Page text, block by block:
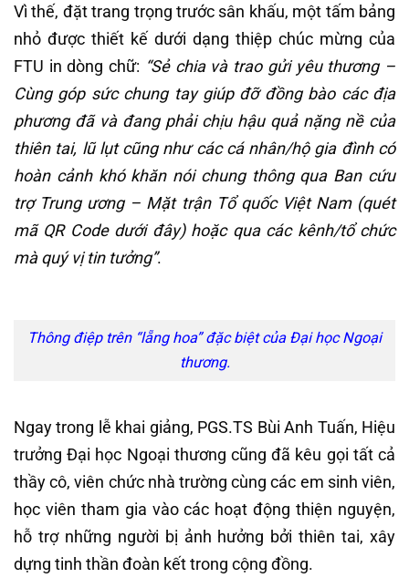
Vì thế, đặt trang trọng trước sân khấu, một tấm bảng
nhỏ được thiết kế dưới dạng thiệp chúc mừng của
FTU in dòng chữ: “Sẻ chia và trao gửi yêu thương –
Cùng góp sức chung tay giúp đỡ đồng bào các địa
phương đã và đang phải chịu hậu quả nặng nề của
thiên tai, lũ lụt cũng như các cá nhân/hộ gia đình có
hoàn cảnh khó khăn nói chung thông qua Ban cứu
trợ Trung ương – Mặt trận Tổ quốc Việt Nam (quét
mã QR Code dưới đây) hoặc qua các kênh/tổ chức
mà quý vị tin tưởng”.
Thông điệp trên “lẵng hoa” đặc biệt của Đại học Ngoại
thương.
Ngay trong lễ khai giảng, PGS.TS Bùi Anh Tuấn, Hiệu
trưởng Đại học Ngoại thương cũng đã kêu gọi tất cả
thầy cô, viên chức nhà trường cùng các em sinh viên,
học viên tham gia vào các hoạt động thiện nguyện,
hỗ trợ những người bị ảnh hưởng bởi thiên tai, xây
dựng tinh thần đoàn kết trong cộng đồng.